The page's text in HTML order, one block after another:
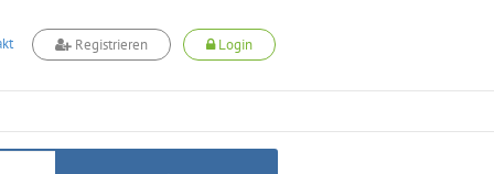
Registrieren Login